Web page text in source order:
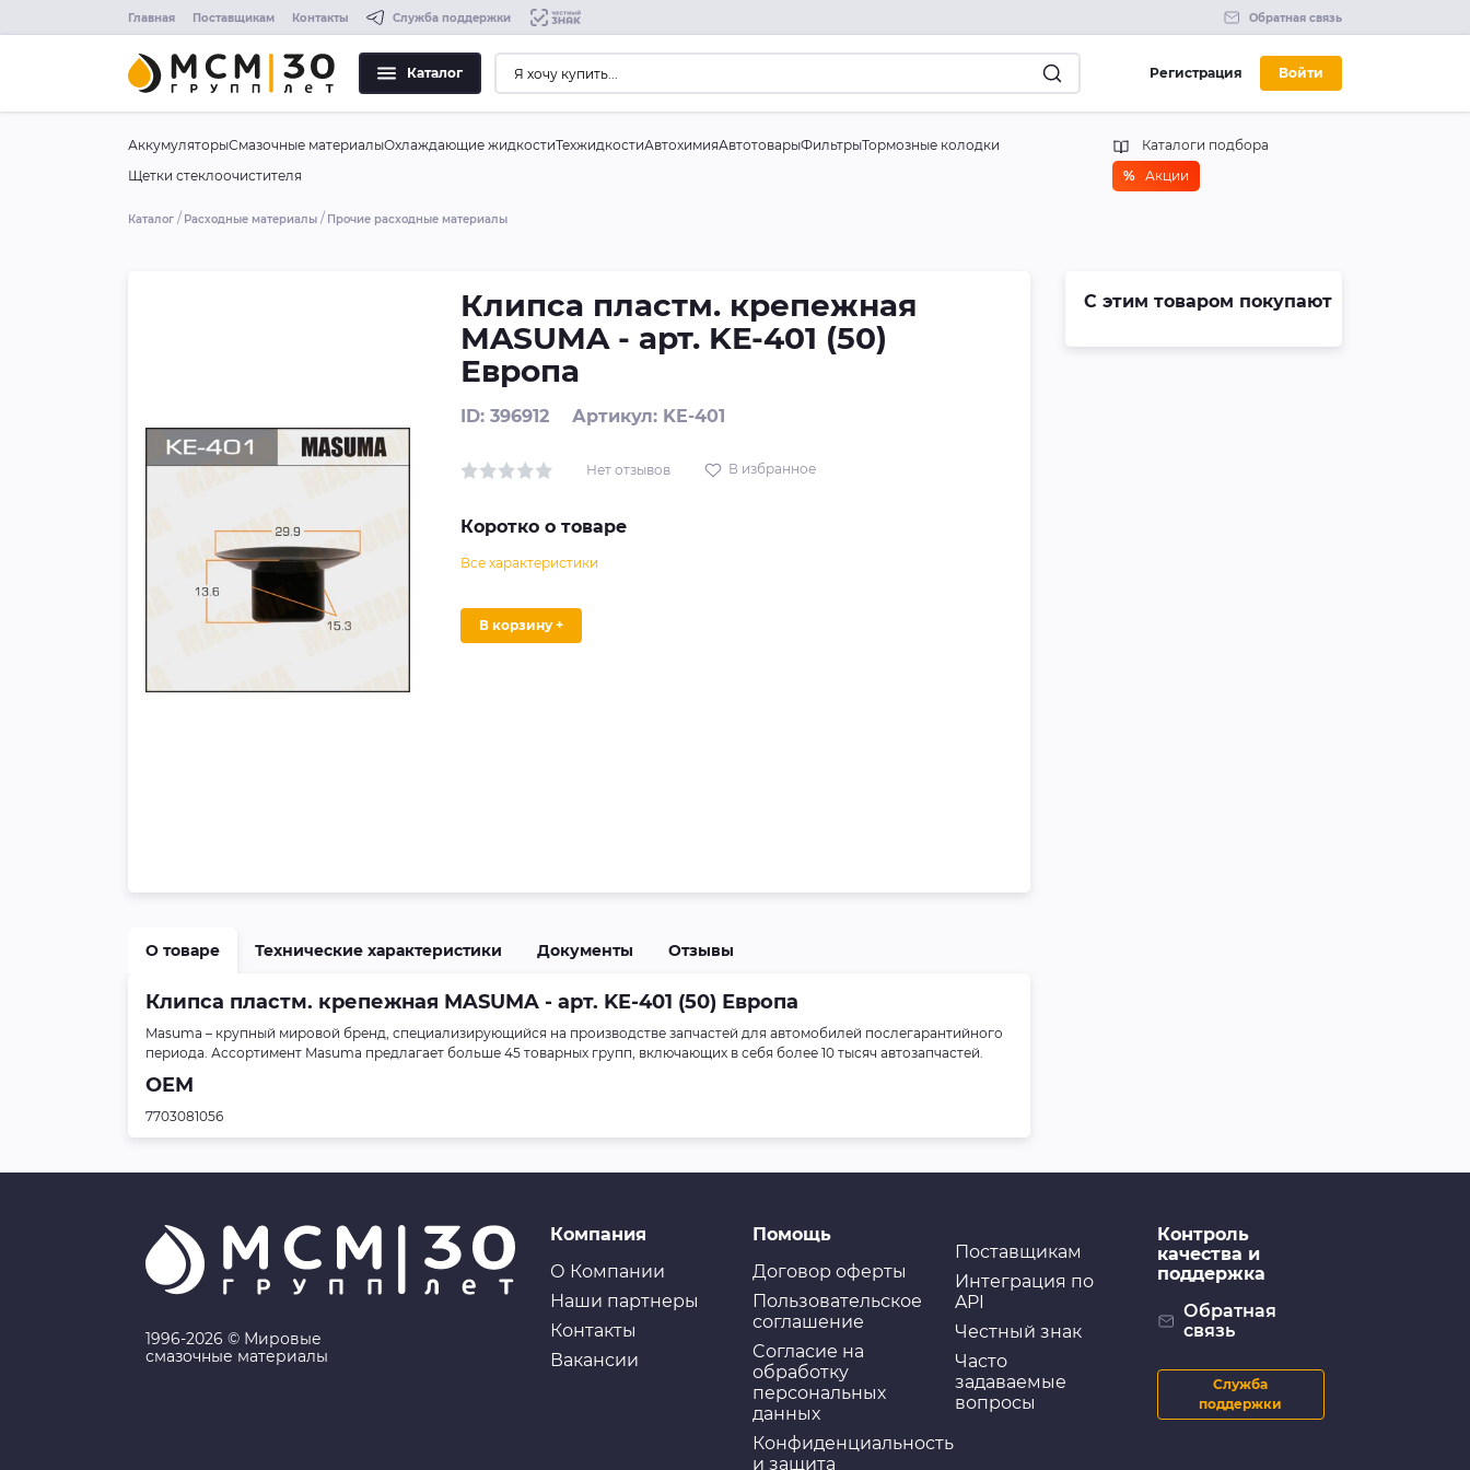
Главная Поставщикам Контакты Служба поддержки Обратная связь
Каталог Регистрация Войти
АккумуляторыСмазочные материалыОхлаждающие жидкостиТехжидкостиАвтохимияАвтотоварыФильтрыТормозные колодки
Щетки стеклоочистителя
Каталоги подбора
% Акции
Каталог Расходные материалы Прочие расходные материалы
Клипса пластм. крепежная
MASUMA - арт. KE-401 (50)
Европа
ID: 396912 Артикул: KE-401
Нет отзывов В избранное
Коротко о товаре
Все характеристики
В корзину +
О товаре Технические характеристики Документы Отзывы
Клипса пластм. крепежная MASUMA - арт. KE-401 (50) Европа
Masuma – крупный мировой бренд, специализирующийся на производстве запчастей для автомобилей послегарантийного
периода. Ассортимент Masuma предлагает больше 45 товарных групп, включающих в себя более 10 тысяч автозапчастей.
OEM
7703081056
С этим товаром покупают
1996-2026 © Мировые
смазочные материалы
Компания
О Компании
Наши партнеры
Контакты
Вакансии
Помощь
Договор оферты
Пользовательское
соглашение
Cогласие на
обработку
персональных
данных
Конфиденциальность
и защита
Поставщикам
Интеграция по
API
Честный знак
Часто
задаваемые
вопросы
Контроль
качества и
поддержка
Обратная
связь
Служба
поддержки